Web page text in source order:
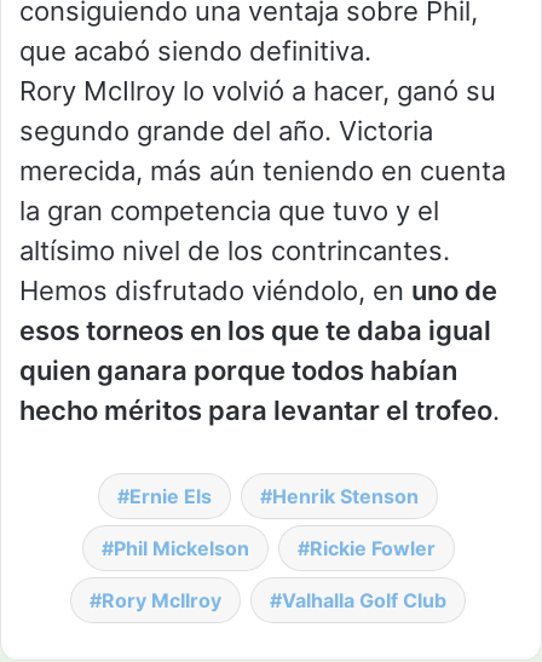
consiguiendo una ventaja sobre Phil,
que acabó siendo definitiva.
Rory McIlroy lo volvió a hacer, ganó su
segundo grande del año. Victoria
merecida, más aún teniendo en cuenta
la gran competencia que tuvo y el
altísimo nivel de los contrincantes.
Hemos disfrutado viéndolo, en uno de
esos torneos en los que te daba igual
quien ganara porque todos habían
hecho méritos para levantar el trofeo.
Ernie Els Henrik Stenson
Phil Mickelson Rickie Fowler
Rory McIlroy Valhalla Golf Club